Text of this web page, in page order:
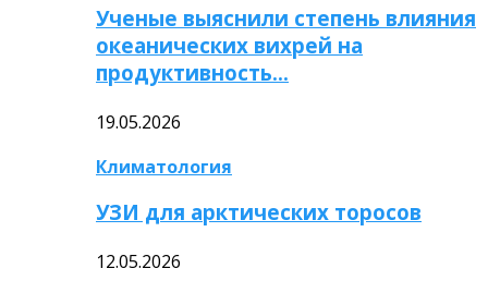
Ученые выяснили степень влияния
океанических вихрей на
продуктивность…
19.05.2026
Климатология
УЗИ для арктических торосов
12.05.2026